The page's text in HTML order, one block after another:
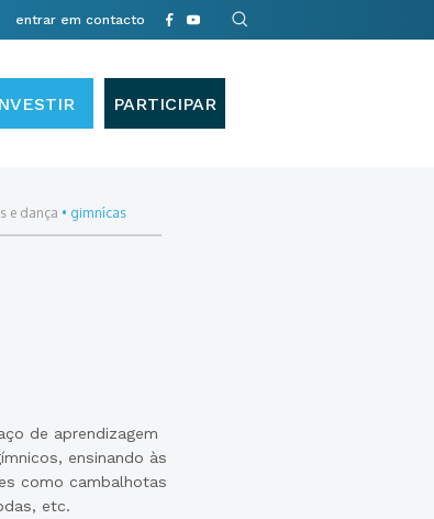
entrar em contacto
PARTICIPAR
e dança • gimnícas
de aprendizagem
ensinando às
como cambalhotas
etc.